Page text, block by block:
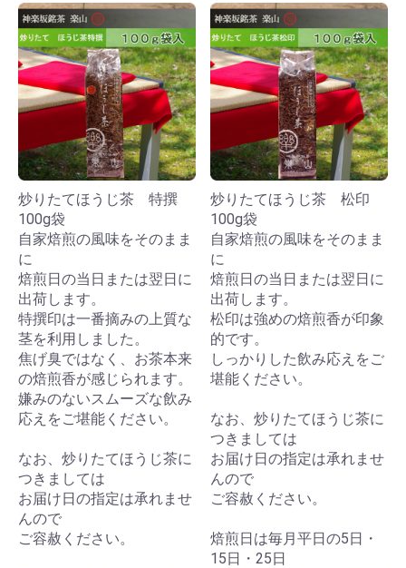
炒りたてほうじ茶 特撰
100g袋
自家焙煎の風味をそのまま
に
焙煎日の当日または翌日に
出荷します。
特撰印は一番摘みの上質な
茎を利用しました。
焦げ臭ではなく、お茶本来
の焙煎香が感じられます。
嫌みのないスムーズな飲み
応えをご堪能ください。
なお、炒りたてほうじ茶に
つきましては
お届け日の指定は承れませ
んので
ご容赦ください。
炒りたてほうじ茶 松印
100g袋
自家焙煎の風味をそのまま
に
焙煎日の当日または翌日に
出荷します。
松印は強めの焙煎香が印象
的です。
しっかりした飲み応えをご
堪能ください。
なお、炒りたてほうじ茶に
つきましては
お届け日の指定は承れませ
んので
ご容赦ください。
焙煎日は毎月平日の5日・
15日・25日